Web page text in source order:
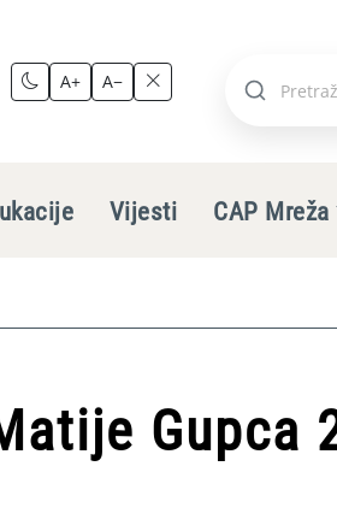
A+ A−
Pretraži
Vijesti CAP Mreža
Gupca